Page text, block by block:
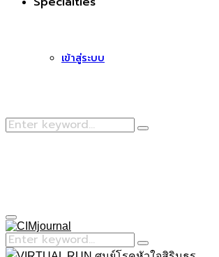
เข้าสู่ระบบ
Search
Search
Primary
Menu
Search
for:
Search